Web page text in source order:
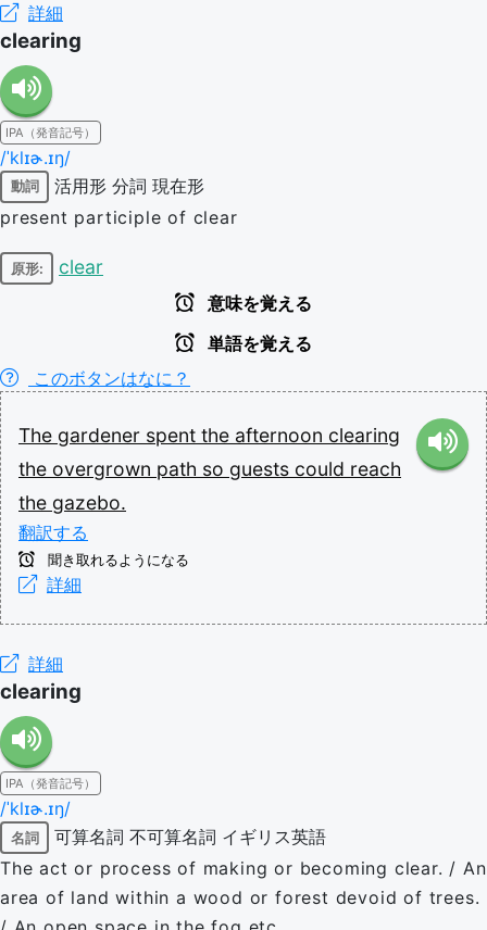
詳細
clearing
IPA（発音記号）
/ˈklɪɚ.ɪŋ/
動詞 活用形 分詞 現在形
present participle of clear
原形: clear
意味を覚える
単語を覚える
このボタンはなに？
The gardener spent the afternoon clearing
the overgrown path so guests could reach
the gazebo.
翻訳する
聞き取れるようになる
詳細
詳細
clearing
IPA（発音記号）
/ˈklɪɚ.ɪŋ/
名詞 可算名詞 不可算名詞 イギリス英語
The act or process of making or becoming clear. / An
area of land within a wood or forest devoid of trees.